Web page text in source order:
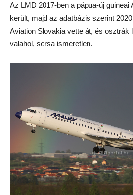
Az LMD 2017-ben a pápua-új guineai
került, majd az adatbázis szerint
Aviation Slovakia vette át, és osztrák
valahol, sorsa ismeretlen.